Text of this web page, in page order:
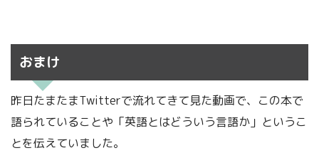
おまけ
昨日たまたまTwitterで流れてきて見た動画で、この本で
語られていることや「英語とはどういう言語か」というこ
とを伝えていました。